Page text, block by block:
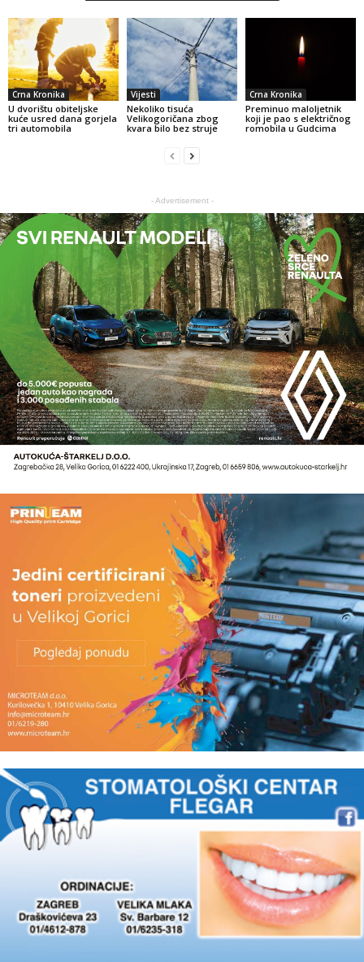
Crna Kronika
U dvorištu obiteljske
kuće usred dana gorjela
tri automobila
Vijesti
Nekoliko tisuća
Velikogoričana zbog
kvara bilo bez struje
Crna Kronika
Preminuo maloljetnik
koji je pao s električnog
romobila u Gudcima
- Advertisement -